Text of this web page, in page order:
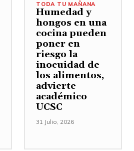
TODA TU MAÑANA
Humedad y
hongos en una
cocina pueden
poner en
riesgo la
inocuidad de
los alimentos,
advierte
académico
UCSC
31 Julio, 2026